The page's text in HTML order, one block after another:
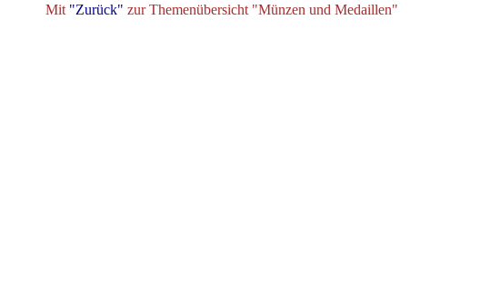
Mit "Zurück" zur Themenübersicht "Münzen und Medaillen"